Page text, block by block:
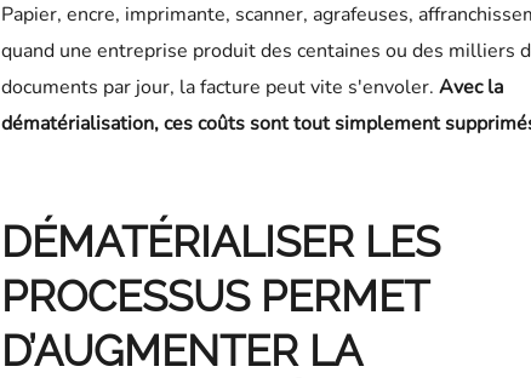
Papier, encre, imprimante, scanner, agrafeuses,
quand une entreprise produit des centaines ou des milliers
documents par jour, la facture peut vite s'envoler. Avec la
dématérialisation, ces coûts sont tout simplement
DÉMATÉRIALISER LES
PROCESSUS PERMET
D’AUGMENTER LA